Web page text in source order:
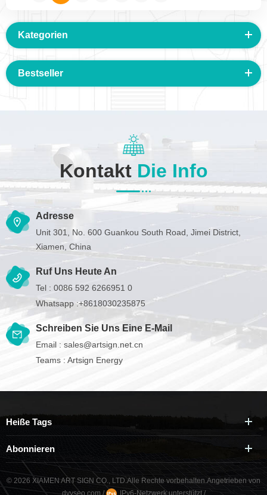
Kategorien
Bestseller
Kontakt Die Info
Adresse
Unit 301, No. 600 Guankou South Road, Jimei District,
Xiamen, China
Ruf Uns Heute An
Tel : 0086 592 6266951 0
Whatsapp :+8618030235875
Schreiben Sie Uns Eine E-Mail
Email : sales@artsign.net.cn
Teams : Artsign Energy
Heiße Tags
Abonnieren
© 2026 XIAMEN ART SIGN CO., LTD.Alle Rechte vorbehalten.Angetrieben von